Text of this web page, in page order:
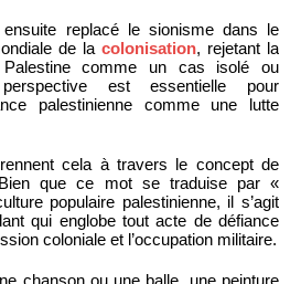
ensuite replacé le sionisme dans le
de la colonisation, rejetant la
comme un cas isolé ou
est essentielle pour
palestinienne comme une lutte
cela à travers le concept de
populaire palestinienne, il s’agit
qui englobe tout acte de défiance
coloniale et l’occupation militaire.
chanson ou une balle, une peinture